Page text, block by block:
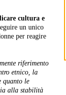
cultura e
un unico
per reagire
riferimento
etnico, la
quanto le
alla stabilità